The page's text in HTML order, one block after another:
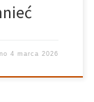
4 marca 2026